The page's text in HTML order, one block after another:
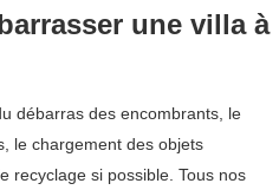
une villa à
débarras des encombrants, le
le chargement des objets
recyclage si possible. Tous nos